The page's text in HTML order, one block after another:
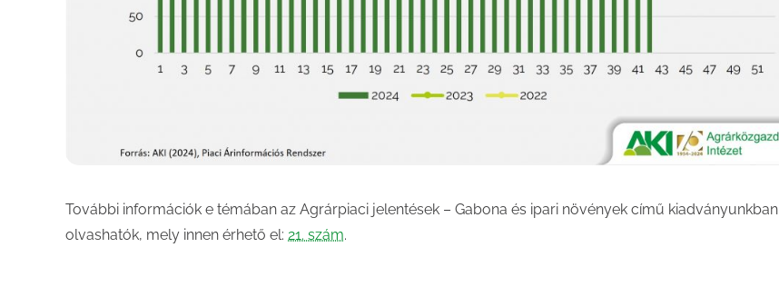
További információk e témában az Agrárpiaci jelentések – Gabona és ipari növények című kiadványunkban
olvashatók, mely innen érhető el: 21. szám.